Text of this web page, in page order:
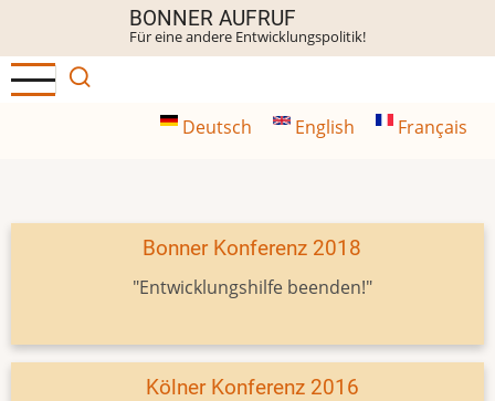
Inhalt
BONNER AUFRUF
Für eine andere Entwicklungspolitik!
Deutsch English Français
Bonner Konferenz 2018
"Entwicklungshilfe beenden!"
Kölner Konferenz 2016